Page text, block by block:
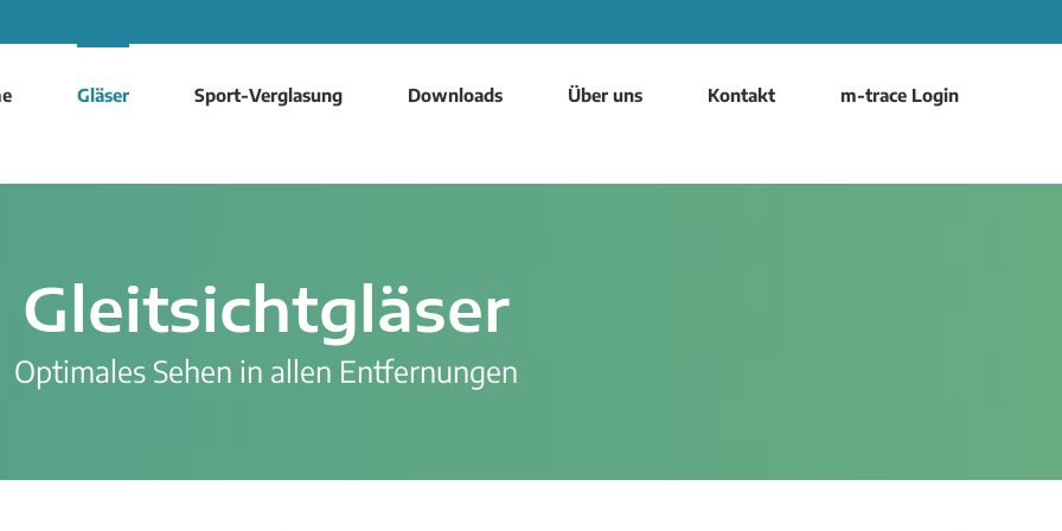
Gläser Sport-Verglasung Downloads Über uns Kontakt m-trace Login
Gleitsichtgläser
Optimales Sehen in allen Entfernungen